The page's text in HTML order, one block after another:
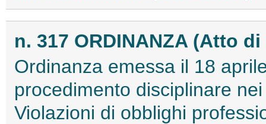
n. 317 ORDINANZA (Atto
Ordinanza emessa il 18
procedimento disciplinare
Violazioni di obblighi